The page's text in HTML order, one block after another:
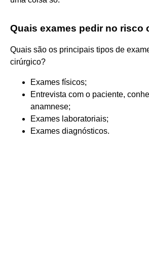
Quais exames pedir no risco
Quais são os principais tipos de
cirúrgico?
Exames físicos;
Entrevista com o paciente,
anamnese;
Exames laboratoriais;
Exames diagnósticos.